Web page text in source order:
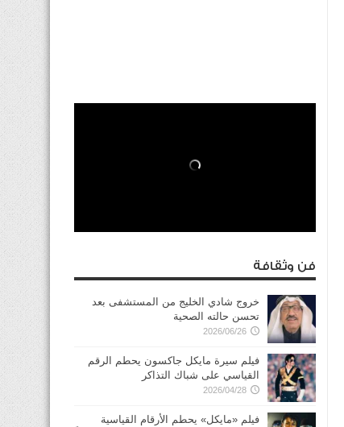
فن وثقافة
خروج شادي الخليج من المستشفى بعد
تحسن حالته الصحية
2026/06/26
فيلم سيرة مايكل جاكسون يحطم الرقم
القياسي على شباك التذاكر
2026/04/28
فيلم «مايكل» يحطم الأرقام القياسية